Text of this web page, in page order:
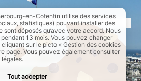
Les musées de Cherbourg-en-Cotentin
Page active :
Histoire
Autoriser
en-Cotentin utilise des services
statistiques) pouvant installer des
sont déposés qu’avec votre accord. Nous
13 mois. Vous pouvez changer
cliquant sur le picto « Gestion des cookies
page. Vous pouvez également consulter
légales.
Tout accepter